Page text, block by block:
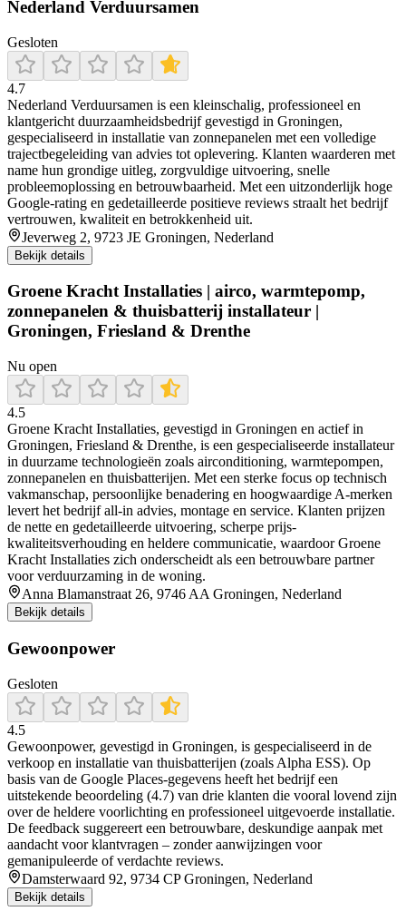
Nederland Verduursamen
Gesloten
4.7
Nederland Verduursamen is een kleinschalig, professioneel en
klantgericht duurzaamheidsbedrijf gevestigd in Groningen,
gespecialiseerd in installatie van zonnepanelen met een volledige
trajectbegeleiding van advies tot oplevering. Klanten waarderen met
name hun grondige uitleg, zorgvuldige uitvoering, snelle
probleemoplossing en betrouwbaarheid. Met een uitzonderlijk hoge
Google-rating en gedetailleerde positieve reviews straalt het bedrijf
vertrouwen, kwaliteit en betrokkenheid uit.
Jeverweg 2, 9723 JE Groningen, Nederland
Bekijk details
Groene Kracht Installaties | airco, warmtepomp,
zonnepanelen & thuisbatterij installateur |
Groningen, Friesland & Drenthe
Nu open
4.5
Groene Kracht Installaties, gevestigd in Groningen en actief in
Groningen, Friesland & Drenthe, is een gespecialiseerde installateur
in duurzame technologieën zoals airconditioning, warmtepompen,
zonnepanelen en thuisbatterijen. Met een sterke focus op technisch
vakmanschap, persoonlijke benadering en hoogwaardige A-merken
levert het bedrijf all-in advies, montage en service. Klanten prijzen
de nette en gedetailleerde uitvoering, scherpe prijs-
kwaliteitsverhouding en heldere communicatie, waardoor Groene
Kracht Installaties zich onderscheidt als een betrouwbare partner
voor verduurzaming in de woning.
Anna Blamanstraat 26, 9746 AA Groningen, Nederland
Bekijk details
Gewoonpower
Gesloten
4.5
Gewoonpower, gevestigd in Groningen, is gespecialiseerd in de
verkoop en installatie van thuisbatterijen (zoals Alpha ESS). Op
basis van de Google Places-gegevens heeft het bedrijf een
uitstekende beoordeling (4.7) van drie klanten die vooral lovend zijn
over de heldere voorlichting en professioneel uitgevoerde installatie.
De feedback suggereert een betrouwbare, deskundige aanpak met
aandacht voor klantvragen – zonder aanwijzingen voor
gemanipuleerde of verdachte reviews.
Damsterwaard 92, 9734 CP Groningen, Nederland
Bekijk details